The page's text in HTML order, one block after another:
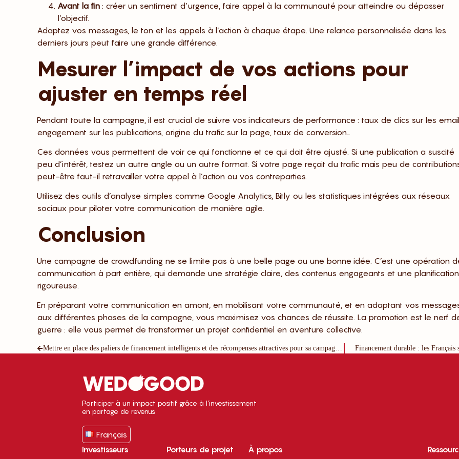
Avant la fin : créer un sentiment d’urgence, faire appel à la communauté pour atteindre ou dépasser
l’objectif.
Adaptez vos messages, le ton et les appels à l’action à chaque étape. Une relance personnalisée dans les
derniers jours peut faire une grande différence.
Mesurer l’impact de vos actions pour
ajuster en temps réel
Pendant toute la campagne, il est crucial de suivre vos indicateurs de performance : taux de clics sur les
engagement sur les publications, origine du trafic sur la page, taux de conversion…
Ces données vous permettent de voir ce qui fonctionne et ce qui doit être ajusté. Si une publication a suscité
peu d’intérêt, testez un autre angle ou un autre format. Si votre page reçoit du trafic mais peu de
peut-être faut-il retravailler votre appel à l’action ou vos contreparties.
Utilisez des outils d’analyse simples comme Google Analytics, Bitly ou les statistiques intégrées aux réseaux
sociaux pour piloter votre communication de manière agile.
Conclusion
Une campagne de crowdfunding ne se limite pas à une belle page ou une bonne idée. C’est une opération
communication à part entière, qui demande une stratégie claire, des contenus engageants et une planification
rigoureuse.
En préparant votre communication en amont, en mobilisant votre communauté, et en adaptant vos
aux différentes phases de la campagne, vous maximisez vos chances de réussite. La promotion est le nerf
guerre : elle vous permet de transformer un projet confidentiel en aventure collective.
Financement durable : les
Participer à un impact positif grâce à l’investissement
en partage de revenus
Français
Investisseurs
Porteurs de projet À propos